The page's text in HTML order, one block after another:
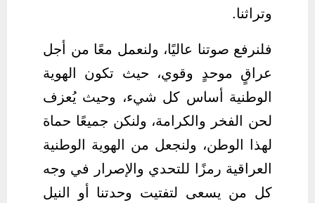
وتراثنا.
فلنرفع صوتنا عاليًا، ولنعمل معًا من أجل
عراقٍ موحدٍ وقوي، حيث تكون الهوية
الوطنية أساس كل شيء، وحيث يُعزف
لحن الفخر والكرامة، ولنكن جميعًا حماة
لهذا الوطن، ولنجعل من الهوية الوطنية
العراقية رمزًا للتحدي والإصرار في وجه
كل من يسعى لتفتيت وحدتنا أو النيل